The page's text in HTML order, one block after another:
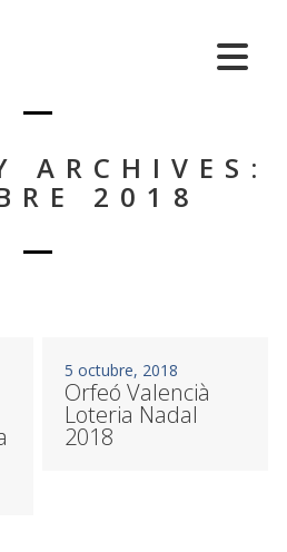
ARCHIVES:
2018
5 octubre, 2018
Orfeó Valencià
Loteria Nadal
2018